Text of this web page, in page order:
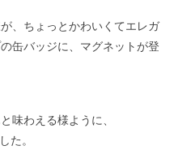
、ちょっとかわいくてエレガ
缶バッジに、マグネットが登
味わえる様ように、
た。